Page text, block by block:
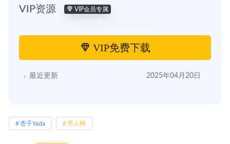
VIP资源 VIP会员专属
VIP免费下载
最近更新 2025年04月20日
杏子Yada 秀人网